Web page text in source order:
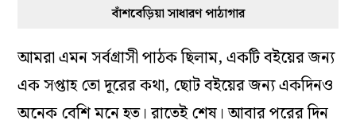
বাঁশবেড়িয়া সাধারণ পাঠাগার
আমরা এমন সর্বগ্রাসী পাঠক ছিলাম, একটি বইয়ের জন্য
এক সপ্তাহ তো দূরের কথা, ছোট বইয়ের জন্য একদিনও
অনেক বেশি মনে হত। রাতেই শেষ। আবার পরের দিন